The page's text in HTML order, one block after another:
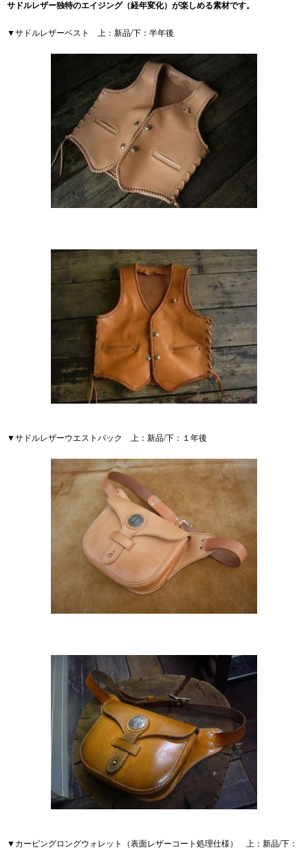
サドルレザー独特のエイジング（経年変化）が楽しめる素材です。
▼サドルレザーベスト 上：新品/下：半年後
▼サドルレザーウエストバック 上：新品/下：１年後
▼カービングロングウォレット（表面レザーコート処理仕様） 上：新品/下：